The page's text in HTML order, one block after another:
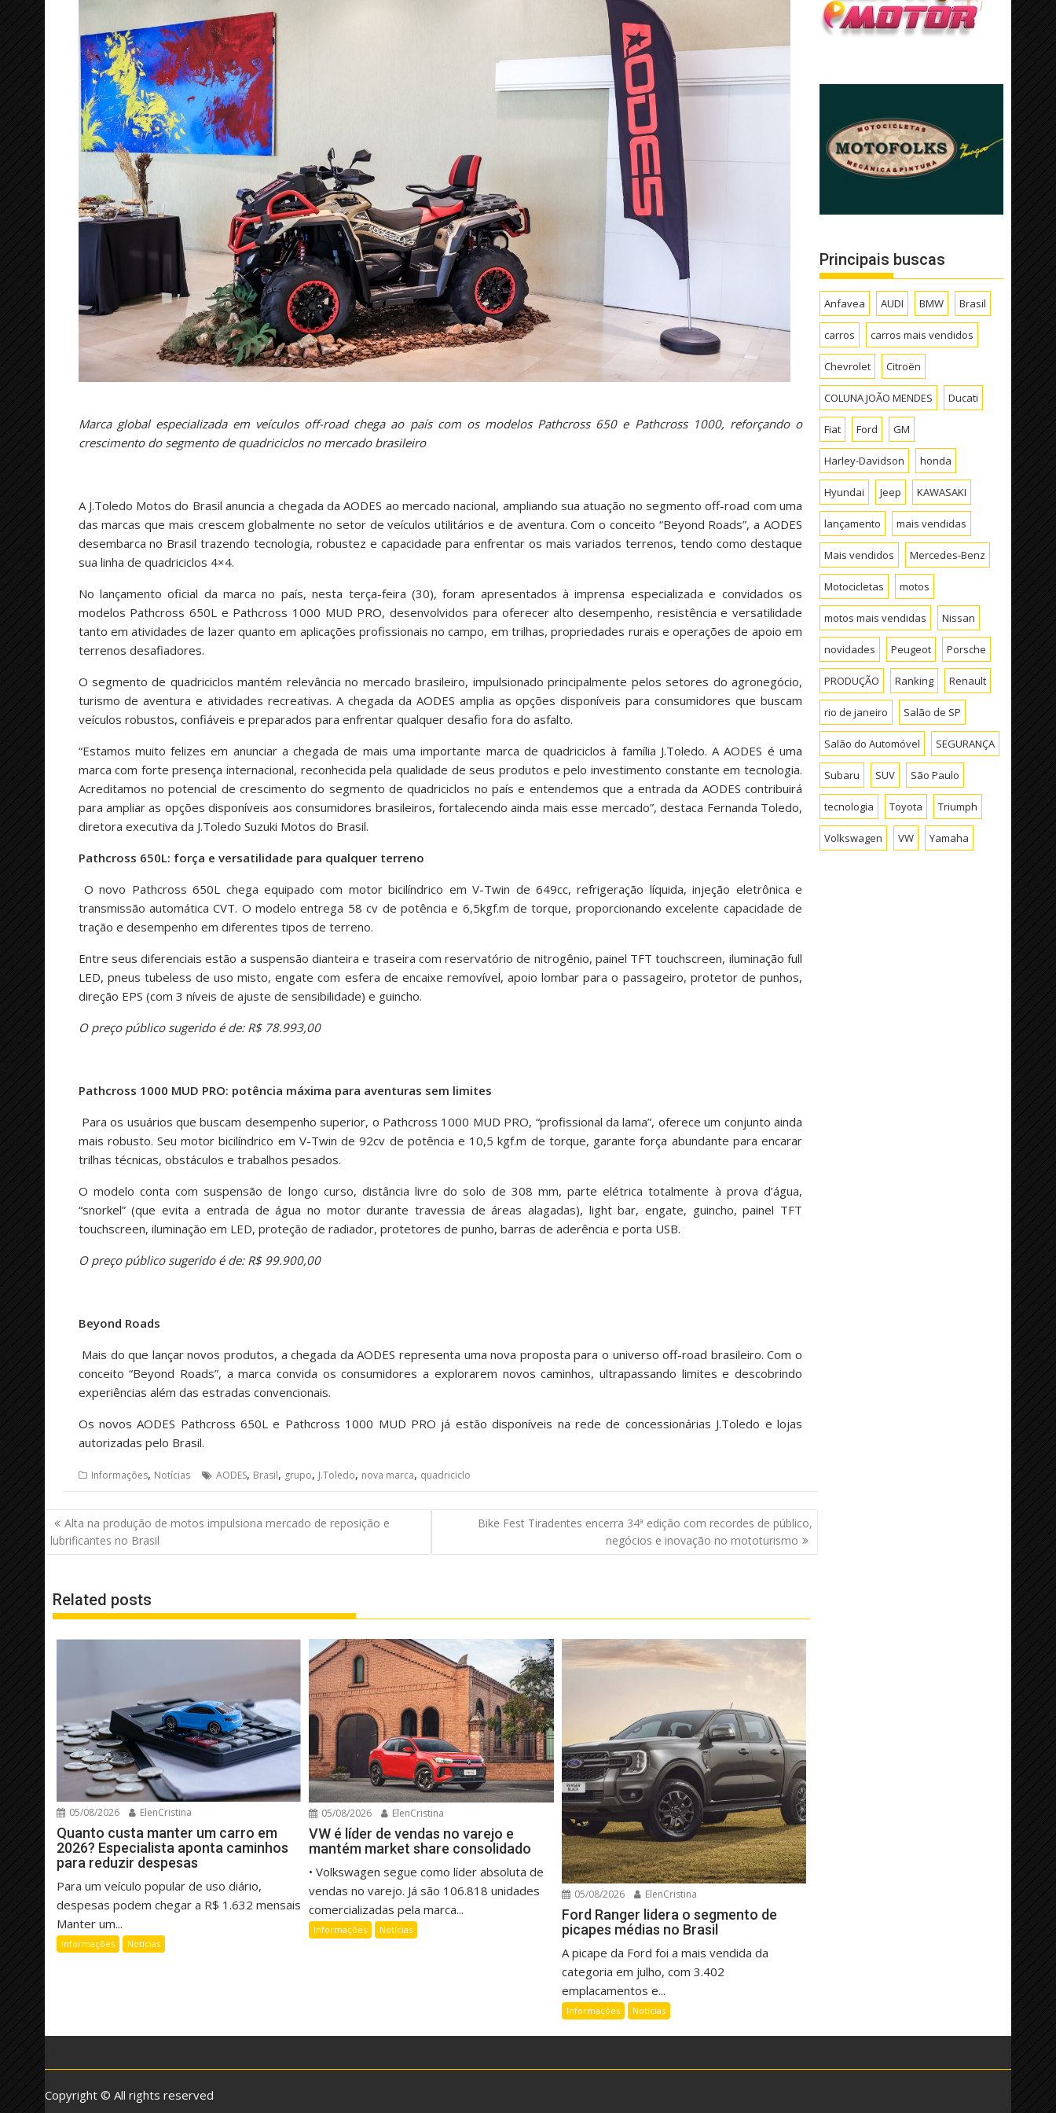
Marca global especializada em veículos off-road chega ao país com os modelos Pathcross 650 e Pathcross 1000, reforçando o
crescimento do segmento de quadriciclos no mercado brasileiro
A J.Toledo Motos do Brasil anuncia a chegada da AODES ao mercado nacional, ampliando sua atuação no segmento off-road com uma
das marcas que mais crescem globalmente no setor de veículos utilitários e de aventura. Com o conceito “Beyond Roads”, a AODES
desembarca no Brasil trazendo tecnologia, robustez e capacidade para enfrentar os mais variados terrenos, tendo como destaque
sua linha de quadriciclos 4×4.
No lançamento oficial da marca no país, nesta terça-feira (30), foram apresentados à imprensa especializada e convidados os
modelos Pathcross 650L e Pathcross 1000 MUD PRO, desenvolvidos para oferecer alto desempenho, resistência e versatilidade
tanto em atividades de lazer quanto em aplicações profissionais no campo, em trilhas, propriedades rurais e operações de apoio em
terrenos desafiadores.
O segmento de quadriciclos mantém relevância no mercado brasileiro, impulsionado principalmente pelos setores do agronegócio,
turismo de aventura e atividades recreativas. A chegada da AODES amplia as opções disponíveis para consumidores que buscam
veículos robustos, confiáveis e preparados para enfrentar qualquer desafio fora do asfalto.
“Estamos muito felizes em anunciar a chegada de mais uma importante marca de quadriciclos à família J.Toledo. A AODES é uma
marca com forte presença internacional, reconhecida pela qualidade de seus produtos e pelo investimento constante em tecnologia.
Acreditamos no potencial de crescimento do segmento de quadriciclos no país e entendemos que a entrada da AODES contribuirá
para ampliar as opções disponíveis aos consumidores brasileiros, fortalecendo ainda mais esse mercado”, destaca Fernanda Toledo,
diretora executiva da J.Toledo Suzuki Motos do Brasil.
Pathcross 650L: força e versatilidade para qualquer terreno
O novo Pathcross 650L chega equipado com motor bicilíndrico em V-Twin de 649cc, refrigeração líquida, injeção eletrônica e
transmissão automática CVT. O modelo entrega 58 cv de potência e 6,5kgf.m de torque, proporcionando excelente capacidade de
tração e desempenho em diferentes tipos de terreno.
Entre seus diferenciais estão a suspensão dianteira e traseira com reservatório de nitrogênio, painel TFT touchscreen, iluminação full
LED, pneus tubeless de uso misto, engate com esfera de encaixe removível, apoio lombar para o passageiro, protetor de punhos,
direção EPS (com 3 níveis de ajuste de sensibilidade) e guincho.
O preço público sugerido é de: R$ 78.993,00
Pathcross 1000 MUD PRO: potência máxima para aventuras sem limites
Para os usuários que buscam desempenho superior, o Pathcross 1000 MUD PRO, “profissional da lama”, oferece um conjunto ainda
mais robusto. Seu motor bicilíndrico em V-Twin de 92cv de potência e 10,5 kgf.m de torque, garante força abundante para encarar
trilhas técnicas, obstáculos e trabalhos pesados.
O modelo conta com suspensão de longo curso, distância livre do solo de 308 mm, parte elétrica totalmente à prova d’água,
“snorkel” (que evita a entrada de água no motor durante travessia de áreas alagadas), light bar, engate, guincho, painel TFT
touchscreen, iluminação em LED, proteção de radiador, protetores de punho, barras de aderência e porta USB.
O preço público sugerido é de: R$ 99.900,00
Beyond Roads
Mais do que lançar novos produtos, a chegada da AODES representa uma nova proposta para o universo off-road brasileiro. Com o
conceito “Beyond Roads”, a marca convida os consumidores a explorarem novos caminhos, ultrapassando limites e descobrindo
experiências além das estradas convencionais.
Os novos AODES Pathcross 650L e Pathcross 1000 MUD PRO já estão disponíveis na rede de concessionárias J.Toledo e lojas
autorizadas pelo Brasil.
Informações, Notícias AODES, Brasil, grupo, J.Toledo, nova marca, quadriciclo
Navegação
de
Post
Alta na produção de motos impulsiona mercado de reposição e
lubrificantes no Brasil
Bike Fest Tiradentes encerra 34ª edição com recordes de público,
negócios e inovação no mototurismo
Related posts
05/08/2026 ElenCristina
Quanto custa manter um carro em
2026? Especialista aponta caminhos
para reduzir despesas
Para um veículo popular de uso diário,
despesas podem chegar a R$ 1.632 mensais
Manter um...
Informações Notícias
05/08/2026 ElenCristina
VW é líder de vendas no varejo e
mantém market share consolidado
• Volkswagen segue como líder absoluta de
vendas no varejo. Já são 106.818 unidades
comercializadas pela marca...
Informações Notícias
05/08/2026 ElenCristina
Ford Ranger lidera o segmento de
picapes médias no Brasil
A picape da Ford foi a mais vendida da
categoria em julho, com 3.402
emplacamentos e...
Informações Notícias
Principais buscas
Anfavea AUDI BMW Brasil
carros carros mais vendidos
Chevrolet Citroën
COLUNA JOÃO MENDES Ducati
Fiat Ford GM
Harley-Davidson honda
Hyundai Jeep KAWASAKI
lançamento mais vendidas
Mais vendidos Mercedes-Benz
Motocicletas motos
motos mais vendidas Nissan
novidades Peugeot Porsche
PRODUÇÃO Ranking Renault
rio de janeiro Salão de SP
Salão do Automóvel SEGURANÇA
Subaru SUV São Paulo
tecnologia Toyota Triumph
Volkswagen VW Yamaha
Copyright © All rights reserved